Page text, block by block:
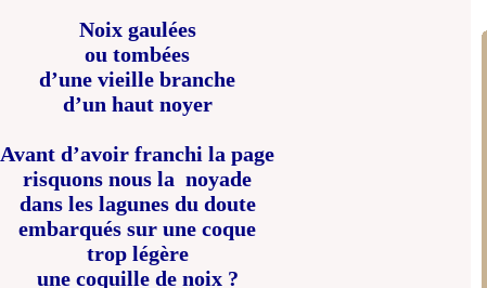
Noix gaulées
ou tombées
d’une vieille branche
d’un haut noyer
Avant d’avoir franchi la page
risquons nous la noyade
dans les lagunes du doute
embarqués sur une coque
trop légère
une coquille de noix ?